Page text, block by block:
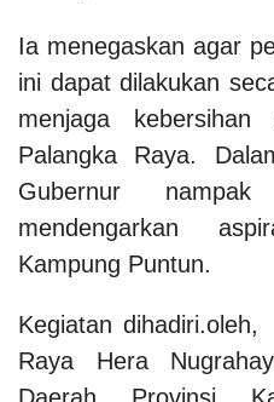
Ia menegaskan agar
ini dapat dilakukan
menjaga
Palangka Raya.
Gubernur
mendengarkan
Kampung Puntun.
Kegiatan
Raya Hera